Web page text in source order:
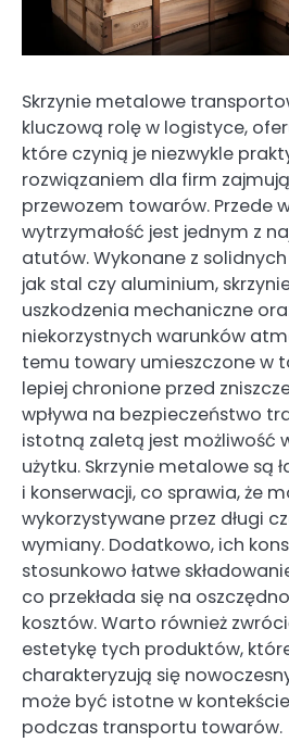
Skrzynie metalowe
kluczową rolę w logistyce,
które czynią je niezwykle
rozwiązaniem dla firm
przewozem towarów. Przede
wytrzymałość jest jednym z
atutów. Wykonane z
jak stal czy aluminium,
uszkodzenia mechaniczne
niekorzystnych warunków
temu towary umieszczone w
lepiej chronione przed
wpływa na bezpieczeństwo
istotną zaletą jest możliwość
użytku. Skrzynie metalowe są
i konserwacji, co sprawia, że
wykorzystywane przez długi
wymiany. Dodatkowo, ich
stosunkowo łatwe
co przekłada się na
kosztów. Warto również
estetykę tych produktów,
charakteryzują się
może być istotne w
podczas transportu towarów.